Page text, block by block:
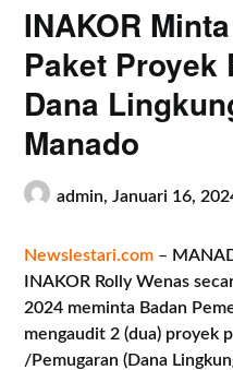
INAKOR
Paket Proyek
Dana
Manado
admin,Januari 16,
Newslestari.com –
INAKOR Rolly Wenas
2024 meminta Badan
mengaudit 2 (dua) proyek
/Pemugaran (Dana